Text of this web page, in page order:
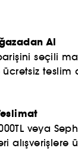
Al
seçili
teslim
veya
alışverişlere